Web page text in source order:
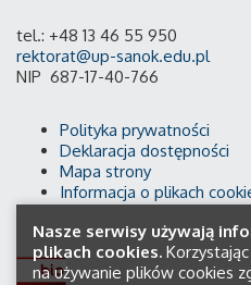
tel.: +48 13 46 55 950
rektorat@up-sanok.edu.pl
NIP 687-17-40-766
Polityka prywatności
Deklaracja dostępności
Mapa strony
Informacja o plikach
Nasze serwisy używają
plikach cookies.
na używanie plików cookies